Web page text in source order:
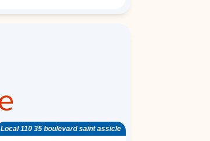
Local 110 35 boulevard saint assicle